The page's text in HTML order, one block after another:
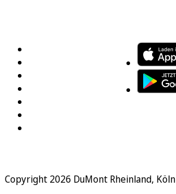
Copyright 2026 DuMont Rheinland, Köln